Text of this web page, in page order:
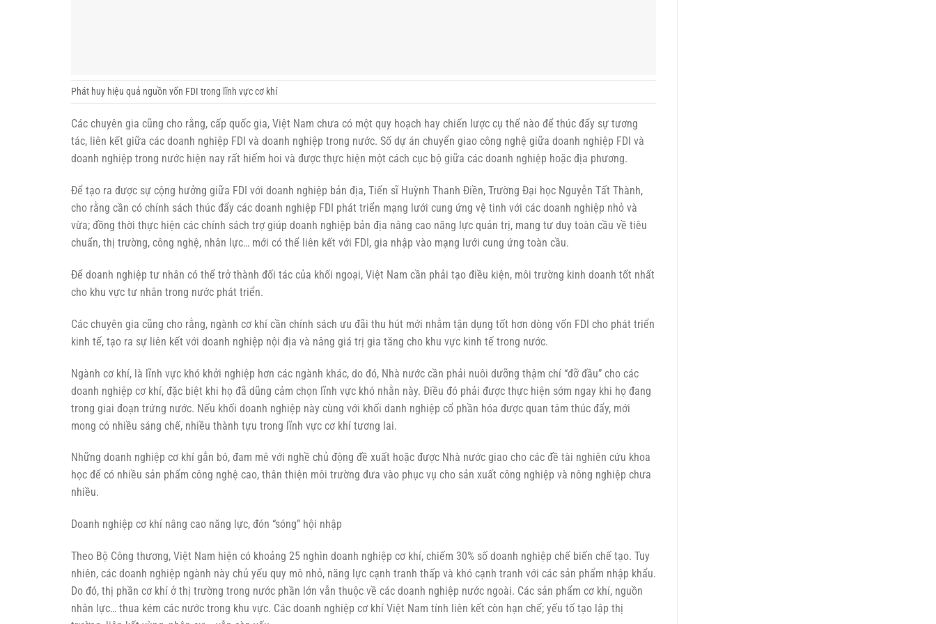
kinh tế, tạo ra sự liên kết với doanh nghiệp nội địa và nâng giá trị gia tăng cho khu vực kinh tế trong nước.
Ngành cơ khí, là lĩnh vực khó khởi nghiệp hơn các ngành khác, do đó, Nhà nước cần phải nuôi dưỡng thậm chí “đỡ đầu” cho các
doanh nghiệp cơ khí, đặc biệt khi họ đã dũng cảm chọn lĩnh vực khó nhằn này. Điều đó phải được thực hiện sớm ngay khi họ đang
trong giai đoạn trứng nước. Nếu khối doanh nghiệp này cùng với khối danh nghiệp cổ phần hóa được quan tâm thúc đẩy, mới
Những doanh nghiệp cơ khí gắn bó, đam mê với nghề chủ động đề xuất hoặc được Nhà nước giao cho các đề tài nghiên cứu khoa
học để có nhiều sản phẩm công nghệ cao, thân thiện môi trường đưa vào phục vụ cho sản xuất công nghiệp và nông nghiệp chưa
nhiều.
Doanh nghiệp cơ khí nâng cao năng lực, đón “sóng” hội nhập
Theo Bộ Công thương, Việt Nam hiện có khoảng 25 nghìn doanh nghiệp cơ khí, chiếm 30% số doanh nghiệp chế biến chế tạo. Tuy
nhiên, các doanh nghiệp ngành này chủ yếu quy mô nhỏ, năng lực cạnh tranh thấp và khó cạnh tranh với các sản phẩm nhập khẩu.
Do đó, thị phần cơ khí ở thị trường trong nước phần lớn vẫn thuộc về các doanh nghiệp nước ngoài. Các sản phẩm cơ khí, nguồn
trường, liên kết vùng, nhân sự,… vẫn còn yếu.